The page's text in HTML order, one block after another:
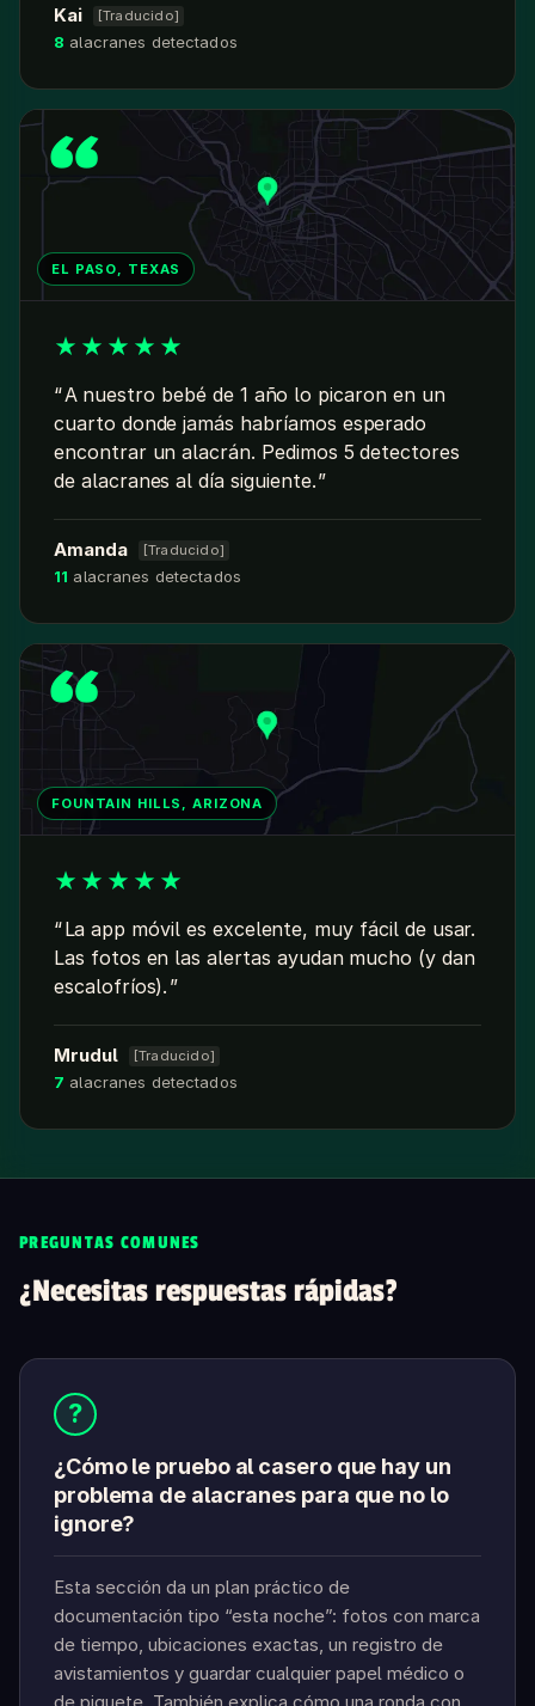
Kai [Traducido]
8 alacranes detectados
EL PASO, TEXAS
★ ★ ★ ★ ★
A nuestro bebé de 1 año lo picaron en un
cuarto donde jamás habríamos esperado
encontrar un alacrán. Pedimos 5 detectores
de alacranes al día siguiente.
Amanda [Traducido]
11 alacranes detectados
FOUNTAIN HILLS, ARIZONA
★ ★ ★ ★ ★
La app móvil es excelente, muy fácil de usar.
Las fotos en las alertas ayudan mucho (y dan
escalofríos).
Mrudul [Traducido]
7 alacranes detectados
PREGUNTAS COMUNES
¿Necesitas respuestas rápidas?
?
¿Cómo le pruebo al casero que hay un
problema de alacranes para que no lo
ignore?
Esta sección da un plan práctico de
documentación tipo “esta noche”: fotos con marca
de tiempo, ubicaciones exactas, un registro de
avistamientos y guardar cualquier papel médico o